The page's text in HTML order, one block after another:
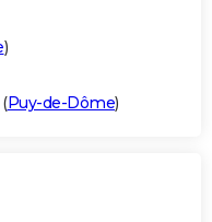
)
(Puy-de-Dôme)